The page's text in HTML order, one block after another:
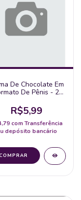
De Chocolate Em
De Pênis - 2
R$5,99
comTransferência
depósito bancário